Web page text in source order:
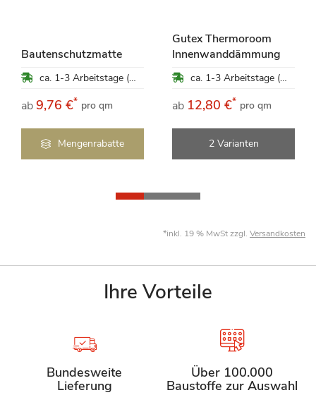
Bautenschutzmatte
ca. 1-3 Arbeitstage (Mo-Fr)
ab9,76 €* pro qm
Mengenrabatte
Gutex Thermoroom
Innenwanddämmung
ca. 1-3 Arbeitstage (Mo-Fr)
ab 12,80 €* pro qm
2 Varianten
*inkl. 19 % MwSt zzgl. Versandkosten
Ihre Vorteile
Bundesweite
Lieferung
Über 100.000
Baustoffe zur Auswahl